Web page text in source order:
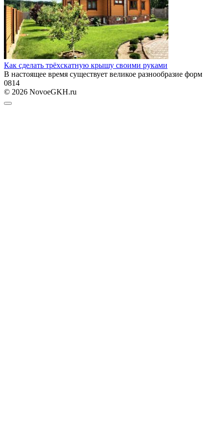
Как сделать трёхскатную крышу своими руками
В настоящее время существует великое разнообразие форм
0814
© 2026 NovoeGKH.ru